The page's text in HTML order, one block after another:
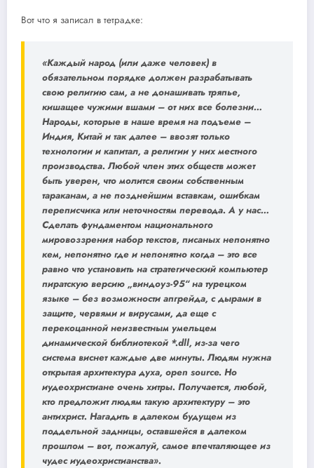
Вот что я записал в тетрадке:
«Каждый народ (или даже человек) в
обязательном порядке должен разрабатывать
свою религию сам, а не донашивать тряпье,
кишащее чужими вшами – от них все болезни…
Народы, которые в наше время на подъеме –
Индия, Китай и так далее – ввозят только
технологии и капитал, а религии у них местного
производства. Любой член этих обществ может
быть уверен, что молится своим собственным
тараканам, а не позднейшим вставкам, ошибкам
переписчика или неточностям перевода. А у нас…
Сделать фундаментом национального
мировоззрения набор текстов, писаных непонятно
кем, непонятно где и непонятно когда – это все
равно что установить на стратегический компьютер
пиратскую версию „виндоуз-95“ на турецком
языке – без возможности апгрейда, с дырами в
защите, червями и вирусами, да еще с
перекоцанной неизвестным умельцем
динамической библиотекой *.dll, из-за чего
система виснет каждые две минуты. Людям нужна
открытая архитектура духа, open source. Но
иудеохристиане очень хитры. Получается, любой,
кто предложит людям такую архитектуру – это
антихрист. Нагадить в далеком будущем из
поддельной задницы, оставшейся в далеком
прошлом – вот, пожалуй, самое впечталяющее из
чудес иудеохристианства».